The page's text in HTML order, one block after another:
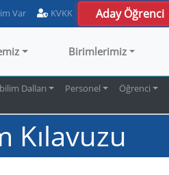
Var KVKK Aday Öğrenci
Birimlerimiz
Dalları Personel Öğrenci
Kılavuzu